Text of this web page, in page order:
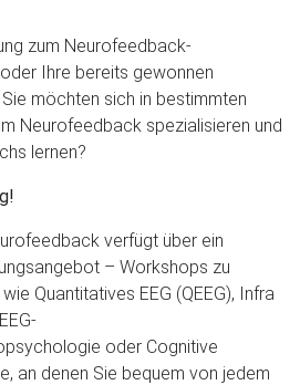
zum Neurofeedback-
Ihre bereits gewonnen
möchten sich in bestimmten
Neurofeedback spezialisieren und
lernen?
verfügt über ein
– Workshops zu
Quantitatives EEG (QEEG), Infra
oder Cognitive
an denen Sie bequem von jedem